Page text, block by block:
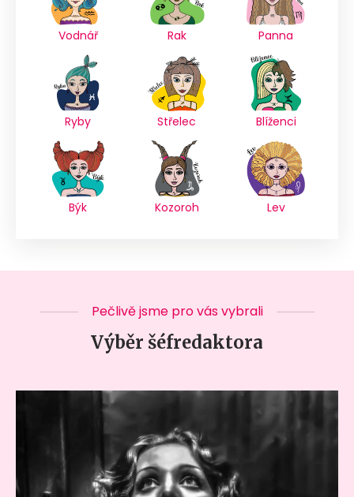
Vodnář Rak Panna
Ryby Střelec Blíženci
Býk Kozoroh Lev
Pečlivě jsme pro vás vybrali
Výběr šéfredaktora